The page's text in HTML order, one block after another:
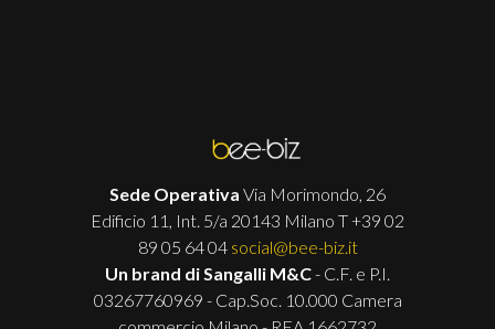
Sede Operativa Via Morimondo, 26
Edificio 11, Int. 5/a 20143 Milano T +39 02
89 05 64 04 social@bee-biz.it
Un brand di Sangalli M&C- C.F. e P.I.
03267760969 - Cap.Soc. 10.000 Camera